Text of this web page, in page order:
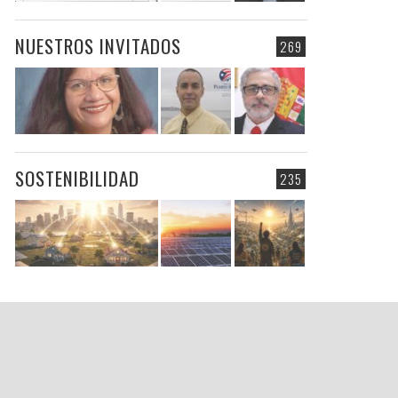
269
NUESTROS INVITADOS
235
SOSTENIBILIDAD